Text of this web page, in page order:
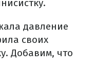
давление
своих
Добавим, что